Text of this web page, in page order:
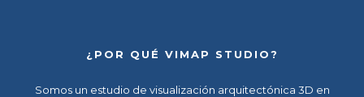
¿POR QUÉ VIMAP STUDIO?
Somos un estudio de visualización arquitectónica 3D en